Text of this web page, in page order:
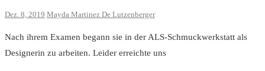
Dez. 8, 2019 Mayda Martinez De Lutzenberger
Nach ihrem Examen begann sie in der ALS-Schmuckwerkstatt als
Designerin zu arbeiten. Leider erreichte uns